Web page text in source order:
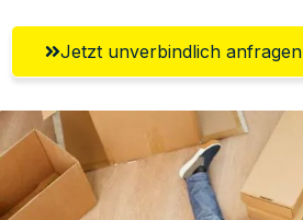
Jetzt unverbindlich anfragen